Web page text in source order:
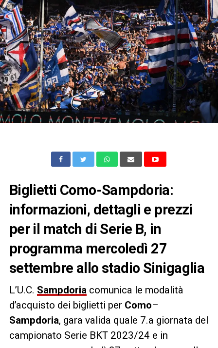
Biglietti Como-Sampdoria:
informazioni, dettagli e prezzi
per il match di Serie B, in
programma mercoledì 27
settembre allo stadio Sinigaglia
L’U.C. Sampdoriacomunica le modalità
d’acquisto dei biglietti per Como–
Sampdoria, gara valida quale 7.a giornata del
campionato Serie BKT 2023/24 e in